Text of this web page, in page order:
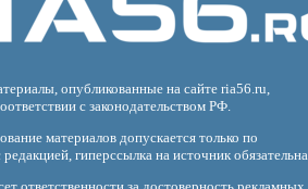
опубликованные на сайте ria56.ru,
с законодательством РФ.
материалов допускается только по
гиперссылка на источник обязательна.